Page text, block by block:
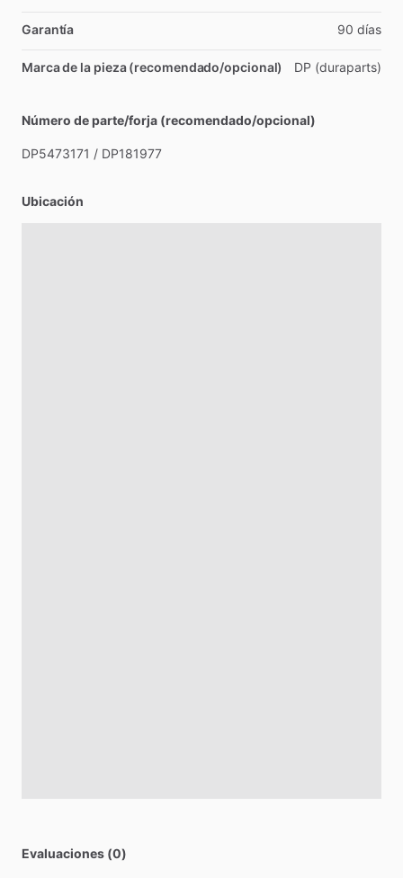
Garantía 90 días
Marca de la pieza (recomendado/opcional) DP (duraparts)
Número de parte/forja (recomendado/opcional)
DP5473171 ​/​ DP181977
Ubicación
Evaluaciones (0)